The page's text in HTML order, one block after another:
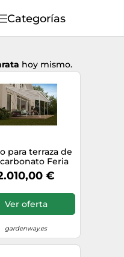
Categorías
hoy mismo.
para terraza de
Feria
- Canopia 3 x
m blanco
€
Ver oferta
gardenway.es